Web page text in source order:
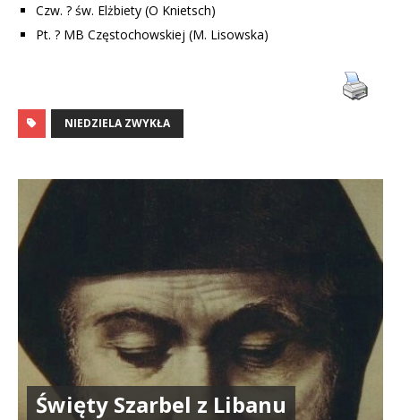
Czw. ? św. Elżbiety (O Knietsch)
Pt. ? MB Częstochowskiej (M. Lisowska)
NIEDZIELA ZWYKŁA
Święty Szarbel z Libanu